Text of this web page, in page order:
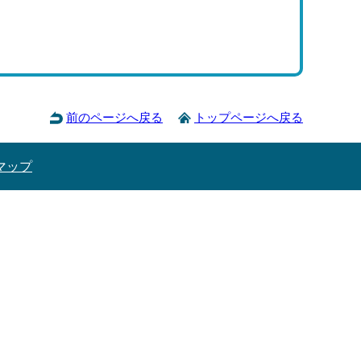
前のページへ戻る トップページへ戻る
ップ